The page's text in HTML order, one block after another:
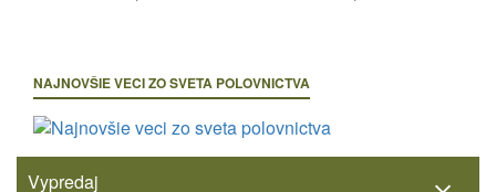
NAJNOVŠIE VECI ZO SVETA POLOVNICTVA
Vypredaj